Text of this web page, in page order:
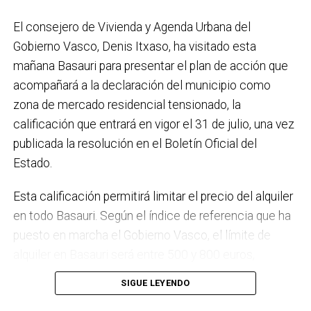
régimen de autoconsumo, que hacen de Basauri un
municipio más sostenible y preparado para el futuro.
En ese sentido, estamos trabajando en acciones de
clima y energía, entre las que destacan el diseño de
una red de refugios climáticos, junto con un Plan de
Actuación ante Episodios de Altas Temperaturas,
como las que recientemente hemos sufrido.
proyecto de lanueva haurreskola que se construirá en
Sarratu, junto a Arizko Ikastola, y que es una apuesta
por la educación pública y un elemento más de apoyo
el trabajo que desarrollamos en igualdad, con una
intensificación en la sensibilización respecto a la
El consejero de Vivienda y Agenda Urbana del
Gobierno Vasco, Denis Itxaso, ha visitado esta
mañana Basauri para presentar el plan de acción que
acompañará a la declaración del municipio como
zona de mercado residencial tensionado, la
calificación que entrará en vigor el 31 de julio, una vez
publicada la resolución en el Boletín Oficial del
Estado.
Esta calificación permitirá limitar el precio del alquiler
en todo Basauri. Según el índice de referencia que ha
puesto en marcha el Gobierno Vasco, el límite de
dependiendo de la zona y de las características de la
vivienda. Los interesados pueden consultar el límite
SIGUE LEYENDO